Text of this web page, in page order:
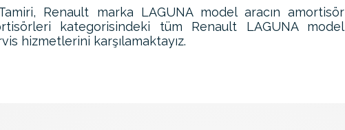
Renault marka LAGUNA model aracın amortisör
kategorisindeki tüm Renault LAGUNA model
hizmetlerini karşılamaktayız.